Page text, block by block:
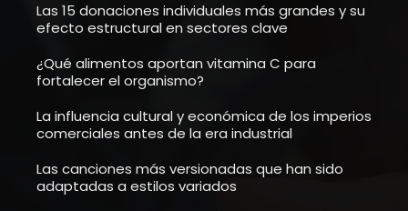
Las 15 donaciones individuales más grandes y su
efecto estructural en sectores clave
¿Qué alimentos aportan vitamina C para
fortalecer el organismo?
La influencia cultural y económica de los imperios
comerciales antes de la era industrial
Las canciones más versionadas que han sido
adaptadas a estilos variados